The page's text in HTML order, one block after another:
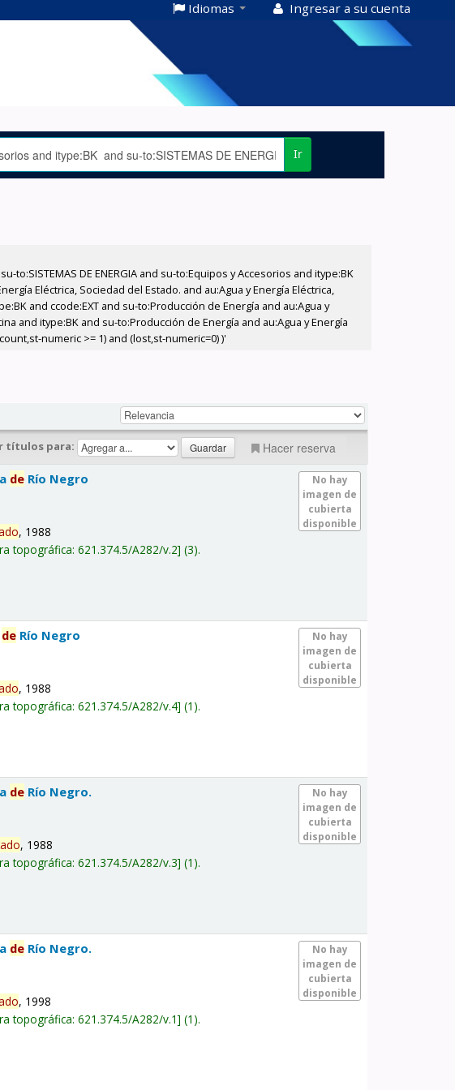
Idiomas Ingresar a su cuenta
Ir
DE ENERGIA and su-to:Equipos y Accesorios and itype:BK
Eléctrica, Sociedad del Estado. and au:Agua y Energía Eléctrica,
and ccode:EXT and su-to:Producción de Energía and au:Agua y
and itype:BK and su-to:Producción de Energía and au:Agua y Energía
numeric >= 1) and (lost,st-numeric=0) )'
títulos para: Hacer reserva
No hay
imagen de
cubierta
disponible
de Río Negro
, 1988
topográfica:621.374.5/A282/v.2 (3).
No hay
imagen de
cubierta
disponible
de Río Negro
, 1988
topográfica:621.374.5/A282/v.4 (1).
No hay
imagen de
cubierta
disponible
de Río Negro.
, 1988
topográfica:621.374.5/A282/v.3 (1).
No hay
imagen de
cubierta
disponible
de Río Negro.
, 1998
topográfica:621.374.5/A282/v.1 (1).